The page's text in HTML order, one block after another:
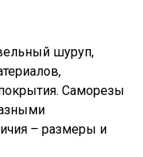
шуруп,
Саморезы
– размеры и